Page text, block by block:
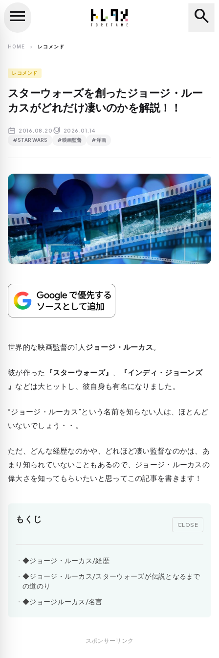
search
menu search
HOME chevron_right レコメンド
レコメンド
スターウォーズを創ったジョージ・ルー
カスがどれだけ凄いのかを解説！！
2016.08.20 2026.01.14
#STAR WARS #映画監督 #洋画
世界的な映画監督の1人 ジョージ・ルーカス。
彼が作った 『スターウォーズ』
『インディ・ジョーンズ
』 などは大ヒットし、彼自身も有名になりました。
“ジョージ・ルーカス”という名前を知らない人は、ほとんど
いないでしょう・・。
ただ、どんな経歴なのかや、どれほど凄い監督なのかは、あ
まり知られていないこともあるので、ジョージ・ルーカスの
偉大さを知ってもらいたいと思ってこの記事を書きます！
もくじ
CLOSE
◆ジョージ・ルーカス/経歴
◆ジョージ・ルーカス/スターウォーズが伝説となるまで
の道のり
◆ジョージルーカス/名言
スポンサーリンク